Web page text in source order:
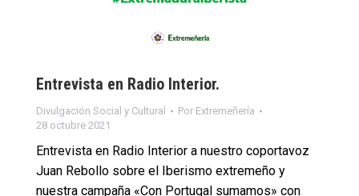
Entrevista en Radio Interior.
Divulgación Social y Cultural Por Extremeñería
28 octubre 2021
Entrevista en Radio Interior a nuestro coportavoz
Juan Rebollo sobre el Iberismo extremeño y
nuestra campaña «Con Portugal sumamos» con